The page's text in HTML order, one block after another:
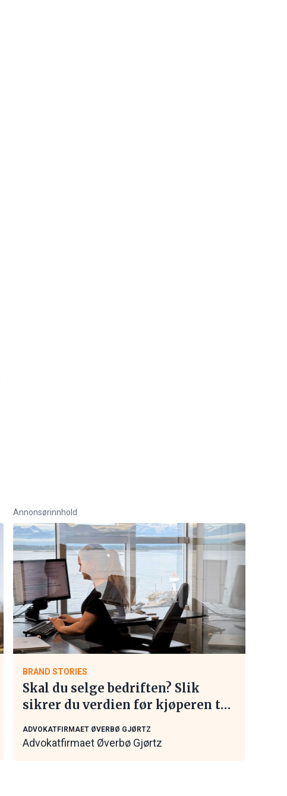
Annonsørinnhold
BRAND STORIES
Skal du selge bedriften? Slik
sikrer du verdien før kjøperen tar
ADVOKATFIRMAET ØVERBØ GJØRTZ
Advokatfirmaet Øverbø Gjørtz